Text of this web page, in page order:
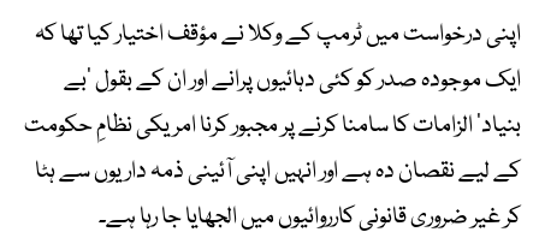
اپنی درخواست میں ٹرمپ کے وکلا نے مؤقف اختیار کیا تھا کہ
ایک موجودہ صدر کو کئی دہائیوں پرانے اور ان کے بقول ’بے
بنیاد‘ الزامات کا سامنا کرنے پر مجبور کرنا امریکی نظامِ حکومت
کے لیے نقصان دہ ہے اور انہیں اپنی آئینی ذمہ داریوں سے ہٹا
کر غیر ضروری قانونی کارروائیوں میں الجھایا جا رہا ہے۔